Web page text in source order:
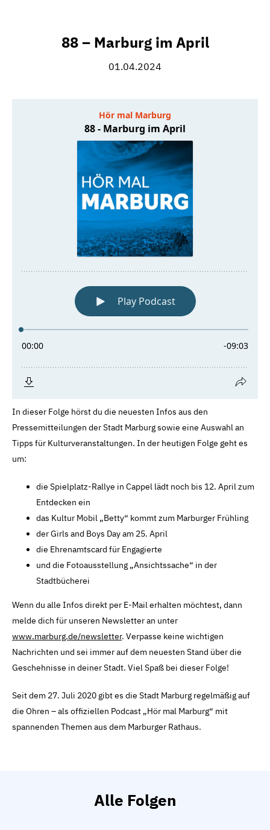
88 – Marburg im April
01.04.2024
In dieser Folge hörst du die neuesten Infos aus den
Pressemitteilungen der Stadt Marburg sowie eine Auswahl an
Tipps für Kulturveranstaltungen. In der heutigen Folge geht es
um:
die Spielplatz-Rallye in Cappel lädt noch bis 12. April zum
Entdecken ein
das Kultur Mobil „Betty“ kommt zum Marburger Frühling
der Girls and Boys Day am 25. April
die Ehrenamtscard für Engagierte
und die Fotoausstellung „Ansichtssache“ in der
Stadtbücherei
Wenn du alle Infos direkt per E-Mail erhalten möchtest, dann
melde dich für unseren Newsletter an unter
www.marburg.de/newsletter. Verpasse keine wichtigen
Nachrichten und sei immer auf dem neuesten Stand über die
Geschehnisse in deiner Stadt. Viel Spaß bei dieser Folge!
Seit dem 27. Juli 2020 gibt es die Stadt Marburg regelmäßig auf
die Ohren – als offiziellen Podcast „Hör mal Marburg“ mit
spannenden Themen aus dem Marburger Rathaus.
Alle Folgen